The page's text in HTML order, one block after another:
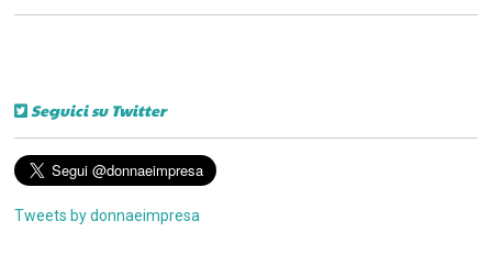
Seguici su Twitter
Tweets by donnaeimpresa